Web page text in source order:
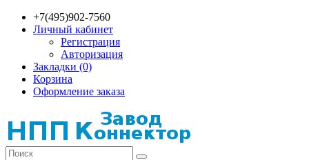
+7(495)902-7560
Личный кабинет
Регистрация
Авторизация
Закладки (0)
Корзина
Оформление заказа